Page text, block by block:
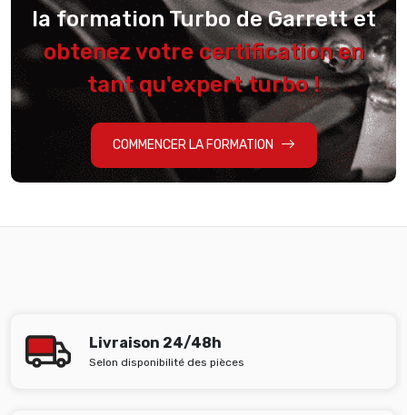
la formation Turbo de Garrett et
obtenez votre certification en
tant qu'expert turbo !
COMMENCER LA FORMATION
Livraison 24/48h
Selon disponibilité des pièces